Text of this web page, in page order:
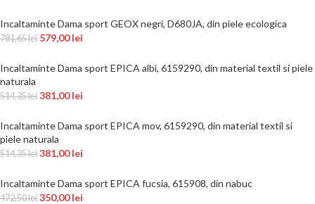
Incaltaminte Dama sport GEOX negri, D680JA, din piele ecologica
781,65lei 579,00lei
Incaltaminte Dama sport EPICA albi, 6159290, din material textil si piele
naturala
514,35lei 381,00lei
Incaltaminte Dama sport EPICA mov, 6159290, din material textil si
piele naturala
514,35lei 381,00lei
Incaltaminte Dama sport EPICA fucsia, 615908, din nabuc
472,50lei 350,00lei